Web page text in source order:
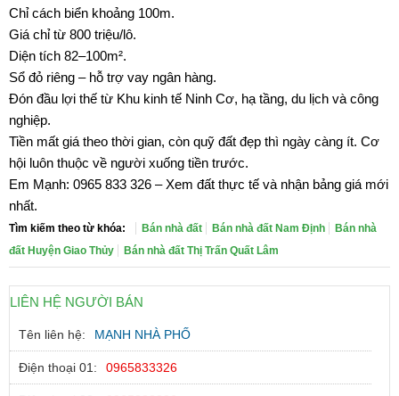
Chỉ cách biển khoảng 100m.
Giá chỉ từ 800 triệu/lô.
Diện tích 82–100m².
Sổ đỏ riêng – hỗ trợ vay ngân hàng.
Đón đầu lợi thế từ Khu kinh tế Ninh Cơ, hạ tầng, du lịch và công
nghiệp.
Tiền mất giá theo thời gian, còn quỹ đất đẹp thì ngày càng ít. Cơ
hội luôn thuộc về người xuống tiền trước.
Em Mạnh: 0965 833 326 – Xem đất thực tế và nhận bảng giá mới
nhất.
Tìm kiếm theo từ khóa: Bán nhà đất Bán nhà đất Nam Định
Bán nhà
đất Huyện Giao Thủy
Bán nhà đất Thị Trấn Quất Lâm
LIÊN HỆ NGƯỜI BÁN
Tên liên hệ: MẠNH NHÀ PHỐ
Điện thoại 01: 0965833326